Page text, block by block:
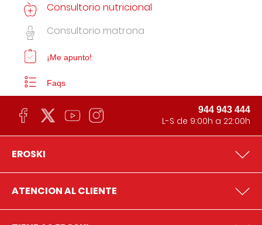
Consultorio nutricional
Consultorio matrona
¡Me apunto!
Faqs
944 943 444
L-S de 9:00h a 22:00h
EROSKI
ATENCION AL CLIENTE